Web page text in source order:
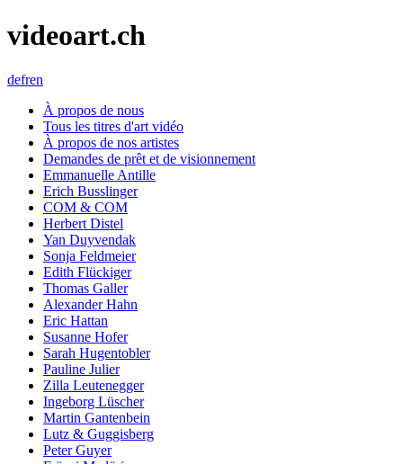
videoart.ch
defren
À propos de nous
Tous les titres d'art vidéo
À propos de nos artistes
Demandes de prêt et de visionnement
Emmanuelle Antille
Erich Busslinger
COM & COM
Herbert Distel
Yan Duyvendak
Sonja Feldmeier
Edith Flückiger
Thomas Galler
Alexander Hahn
Eric Hattan
Susanne Hofer
Sarah Hugentobler
Pauline Julier
Zilla Leutenegger
Ingeborg Lüscher
Martin Gantenbein
Lutz & Guggisberg
Peter Guyer